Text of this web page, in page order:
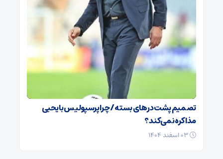
تصمیم پشت در‌های بسته / چرا پرسپولیس با یحیی
مذاکره نمی‌کند؟